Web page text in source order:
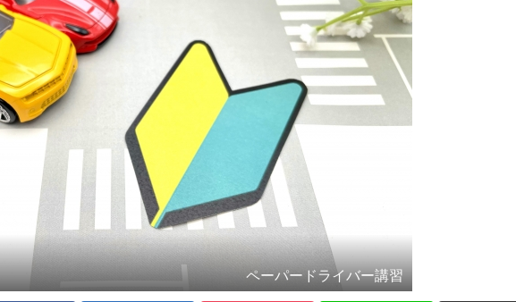
ペーパードライバー講習